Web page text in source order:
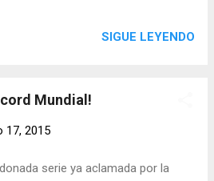
no tuvimos la oportunidad de
Puedes colocar la cancion
de preferencia que este bien el titulo
artista - titulo para colocarla
SIGUE LEYENDO
Mundial!
17, 2015
serie ya aclamada por la